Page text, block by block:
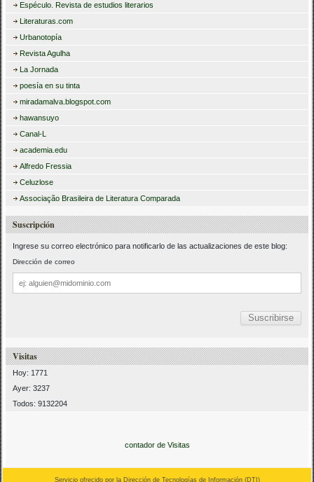
Espéculo. Revista de estudios literarios
Literaturas.com
Urbanotopía
Revista Agulha
La Jornada
poesía en su tinta
miradamalva.blogspot.com
hawansuyo
Canal-L
academia.edu
Alfredo Fressia
Celuzlose
Associação Brasileira de Literatura Comparada
Suscripción
Ingrese su correo electrónico para notificarlo de las actualizaciones de este blog:
Dirección de correo
Dirección
de
correo
Visitas
Hoy: 1771
Ayer: 3237
Todos: 9132204
contador de Visitas
Servicio ofrecido por la Dirección de Tecnologías de Información (DTI )